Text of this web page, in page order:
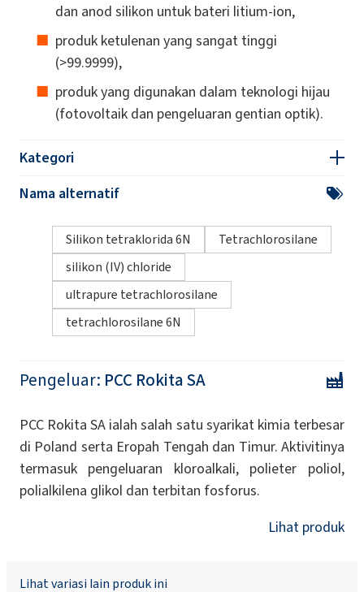
dan anod silikon untuk bateri litium-ion,
produk ketulenan yang sangat tinggi
(>99.9999),
produk yang digunakan dalam teknologi hijau
(fotovoltaik dan pengeluaran gentian optik).
Kategori
Nama alternatif
Silikon tetraklorida 6N
Tetrachlorosilane
silikon (IV) chloride
ultrapure tetrachlorosilane
tetrachlorosilane 6N
Pengeluar: PCC Rokita SA
PCC Rokita SA ialah salah satu syarikat kimia terbesar
di Poland serta Eropah Tengah dan Timur. Aktivitinya
termasuk pengeluaran kloroalkali, polieter poliol,
polialkilena glikol dan terbitan fosforus.
Lihat produk
Lihat variasi lain produk ini